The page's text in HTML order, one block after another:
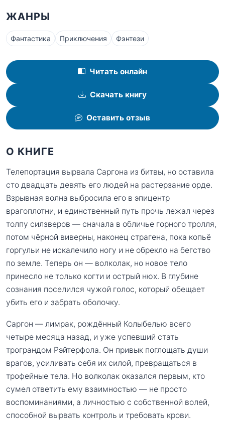
ЖАНРЫ
Фантастика Приключения Фэнтези
Читать онлайн
Скачать книгу
Оставить отзыв
О КНИГЕ
Телепортация вырвала Саргона из битвы, но оставила
сто двадцать девять его людей на растерзание орде.
Взрывная волна выбросила его в эпицентр
врагоплотни, и единственный путь прочь лежал через
толпу силзверов — сначала в обличье горного тролля,
потом чёрной виверны, наконец страгена, пока копьё
горгульи не искалечило ногу и не обрекло на бегство
по земле. Теперь он — волколак, но новое тело
принесло не только когти и острый нюх. В глубине
сознания поселился чужой голос, который обещает
убить его и забрать оболочку.
Саргон — лимрак, рождённый Колыбелью всего
четыре месяца назад, и уже успевший стать
трограндом Рэйтерфола. Он привык поглощать души
врагов, усиливать себя их силой, превращаться в
трофейные тела. Но волколак оказался первым, кто
сумел ответить ему взаимностью — не просто
воспоминаниями, а личностью с собственной волей,
способной вырвать контроль и требовать крови.